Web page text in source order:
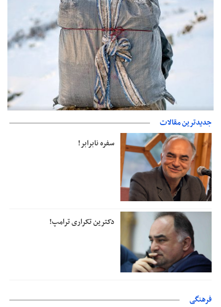
حمایت از مرزنشینان نباید به زیان تولید باشد/مواد اولیه با کولبری
وارد شود
دفتر رهبر انقلاب: مطالب خارج از مراجع رسمی فاقد سندیت است
جدیدترین مقالات
سفره نابرابر!
دکترین تکراری ترامپ!
فرهنگی